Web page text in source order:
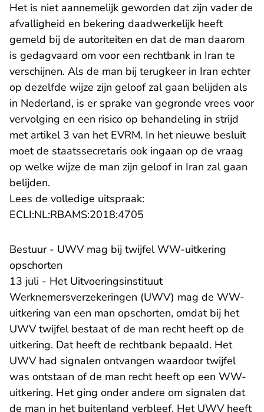
Het is niet aannemelijk geworden dat zijn vader de
afvalligheid en bekering daadwerkelijk heeft
gemeld bij de autoriteiten en dat de man daarom
is gedagvaard om voor een rechtbank in Iran te
verschijnen. Als de man bij terugkeer in Iran echter
op dezelfde wijze zijn geloof zal gaan belijden als
in Nederland, is er sprake van gegronde vrees voor
vervolging en een risico op behandeling in strijd
met artikel 3 van het EVRM. In het nieuwe besluit
moet de staatssecretaris ook ingaan op de vraag
op welke wijze de man zijn geloof in Iran zal gaan
belijden.
Lees de volledige uitspraak:
ECLI:NL:RBAMS:2018:4705
Bestuur - UWV mag bij twijfel WW-uitkering
opschorten
13 juli - Het Uitvoeringsinstituut
Werknemersverzekeringen (UWV) mag de WW-
uitkering van een man opschorten, omdat bij het
UWV twijfel bestaat of de man recht heeft op de
uitkering. Dat heeft de rechtbank bepaald. Het
UWV had signalen ontvangen waardoor twijfel
was ontstaan of de man recht heeft op een WW-
uitkering. Het ging onder andere om signalen dat
de man in het buitenland verbleef. Het UWV heeft